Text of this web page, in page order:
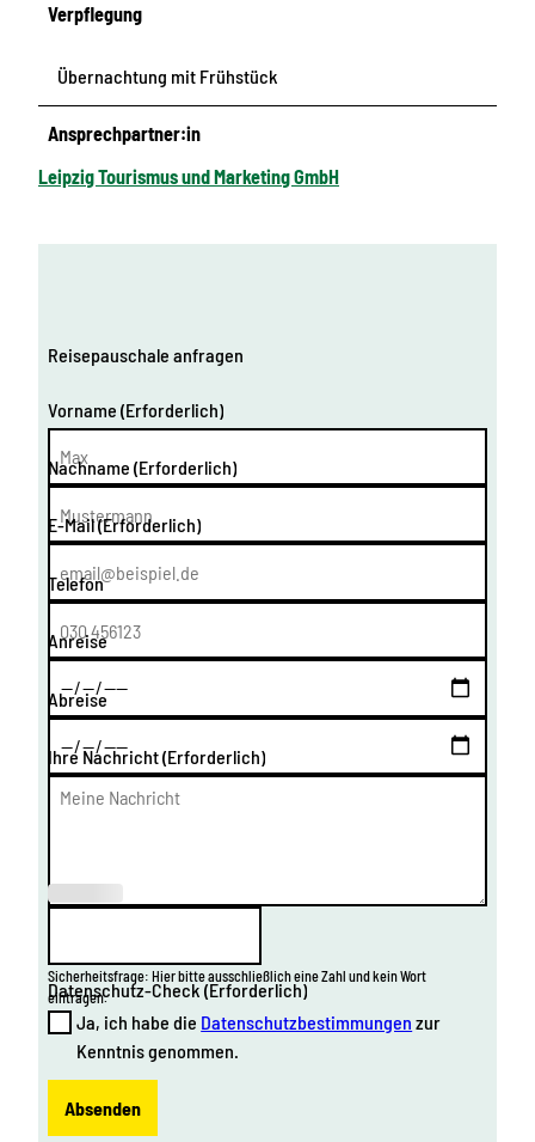
Verpflegung
Übernachtung mit Frühstück
Ansprechpartner:in
Leipzig Tourismus und Marketing GmbH
Reisepauschale anfragen
Vorname (Erforderlich)
Nachname (Erforderlich)
E-Mail(Erforderlich)
Telefon
Anreise
Abreise
Ihre Nachricht(Erforderlich)
(Erforderl
Sicherheitsfrage: Hier bitte ausschließlich eine Zahl und kein Wort
eintragen.
Datenschutz-Check(Erforderlich)
Ja, ich habe die Datenschutzbestimmungen zur
Kenntnis genommen.
Absenden